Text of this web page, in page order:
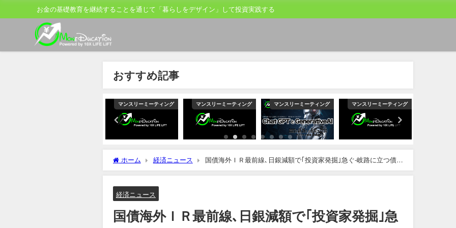
お金の基礎教育を継続することを通じて「暮らしをデザイン」して投資実践する
おすすめ記事
マンスリーミーティング マンスリーミーティング マンスリーミーティング マンスリーミーティング
ホーム 経済ニュース
国債海外ＩＲ最前線､日銀減額で｢投資家発掘｣急ぐ-岐路に立つ債務
管理
経済ニュース
国債海外ＩＲ最前線､日銀減額で｢投資家発掘｣急